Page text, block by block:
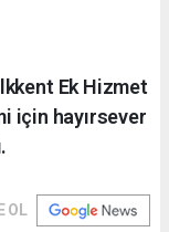
Ek Hizmet
için hayırsever
OL